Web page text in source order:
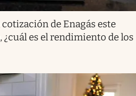
de Enagás este
¿cuál es el rendimiento de los